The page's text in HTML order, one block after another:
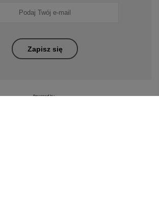
Zapisz się